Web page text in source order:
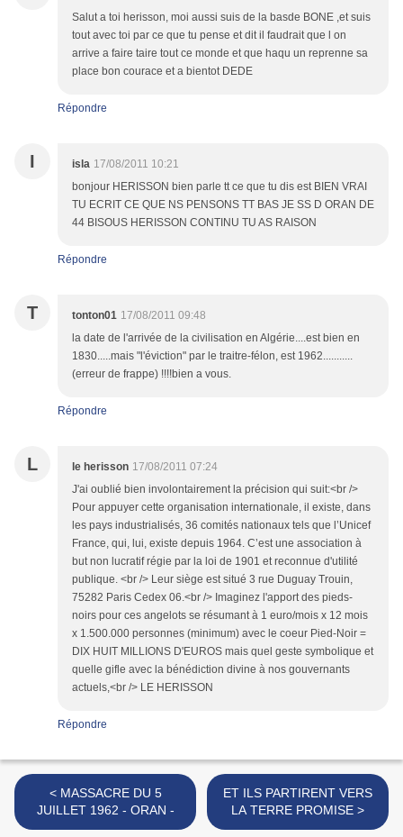
Salut a toi herisson, moi aussi suis de la basde BONE ,et suis
tout avec toi par ce que tu pense et dit il faudrait que l on
arrive a faire taire tout ce monde et que haqu un reprenne sa
place bon courace et a bientot DEDE
Répondre
I isla 17/08/2011 10:21
bonjour HERISSON bien parle tt ce que tu dis est BIEN VRAI
TU ECRIT CE QUE NS PENSONS TT BAS JE SS D ORAN DE
44 BISOUS HERISSON CONTINU TU AS RAISON
Répondre
T tonton01 17/08/2011 09:48
la date de l'arrivée de la civilisation en Algérie....est bien en
1830.....mais "l'éviction" par le traitre-félon, est 1962...........
(erreur de frappe) !!!!bien a vous.
Répondre
L le herisson 17/08/2011 07:24
J'ai oublié bien involontairement la précision qui suit:<br />
Pour appuyer cette organisation internationale, il existe, dans
les pays industrialisés, 36 comités nationaux tels que l’Unicef
France, qui, lui, existe depuis 1964. C’est une association à
but non lucratif régie par la loi de 1901 et reconnue d'utilité
publique. <br /> Leur siège est situé 3 rue Duguay Trouin,
75282 Paris Cedex 06.<br /> Imaginez l'apport des pieds-
noirs pour ces angelots se résumant à 1 euro/mois x 12 mois
x 1.500.000 personnes (minimum) avec le coeur Pied-Noir =
DIX HUIT MILLIONS D'EUROS mais quel geste symbolique et
quelle gifle avec la bénédiction divine à nos gouvernants
actuels,<br /> LE HERISSON
Répondre
< MASSACRE DU 5
JUILLET 1962 - ORAN -
ET ILS PARTIRENT VERS
LA TERRE PROMISE >